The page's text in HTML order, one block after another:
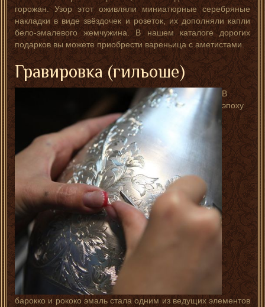
горожан. Узор этот оживляли миниатюрные серебряные
накладки в виде звёздочек и розеток, их дополняли капли
бело-эмалевого жемчужина. В нашем каталоге дорогих
подарков вы можете приобрести вареньица с аметистами.
Гравировка (гильоше)
В
эпоху
барокко и рококо эмаль стала одним из ведущих элементов